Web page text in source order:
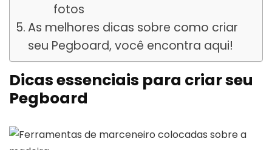
fotos
As melhores dicas sobre como criar
seu Pegboard, você encontra aqui!
Dicas essenciais para criar seu
Pegboard